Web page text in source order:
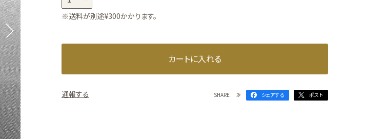
Next
※送料が別途¥300かかります。
カートに入れる
SHARE シェアする ポスト
通報する